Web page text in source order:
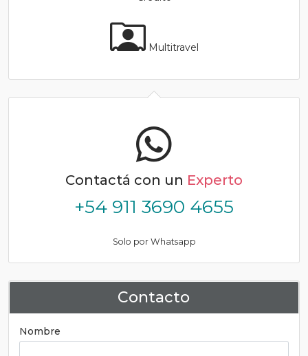
Multitravel
Contactá con un Experto
+54 911 3690 4655
Solo por Whatsapp
Contacto
Nombre